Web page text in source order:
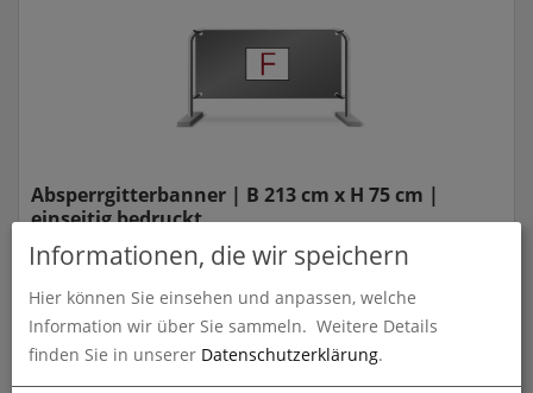
Absperrgitterbanner | B 213 cm x H 75 cm |
einseitig bedruckt
zum Artikel
Informationen, die wir speichern
Hier können Sie einsehen und anpassen, welche
Information wir über Sie sammeln. Weitere Details
finden Sie in unserer Datenschutzerklärung.